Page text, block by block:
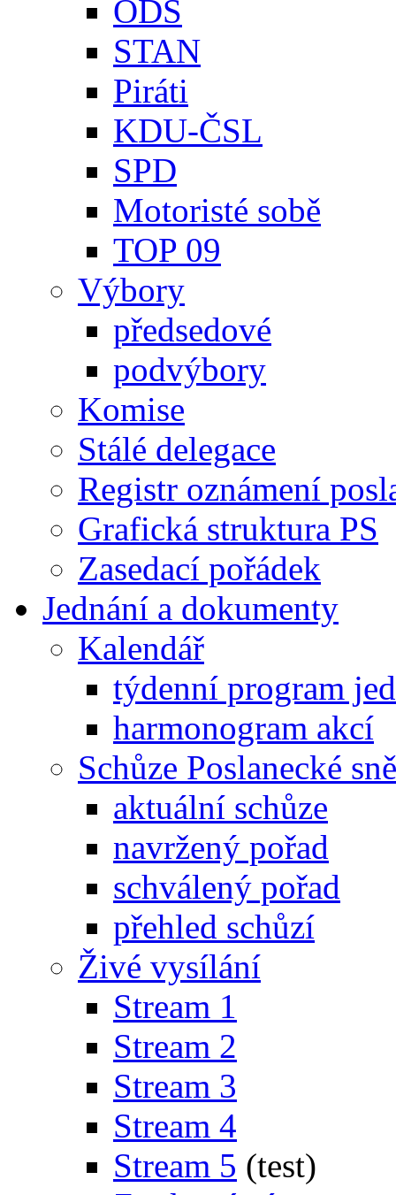
ODS
STAN
Piráti
KDU-ČSL
SPD
Motoristé sobě
TOP 09
Výbory
předsedové
podvýbory
Komise
Stálé delegace
Registr oznámení
Grafická struktura PS
Zasedací pořádek
Jednání a dokumenty
Kalendář
týdenní program
harmonogram akcí
Schůze Poslanecké
aktuální schůze
navržený pořad
schválený pořad
přehled schůzí
Živé vysílání
Stream 1
Stream 2
Stream 3
Stream 4
Stream 5 (test)